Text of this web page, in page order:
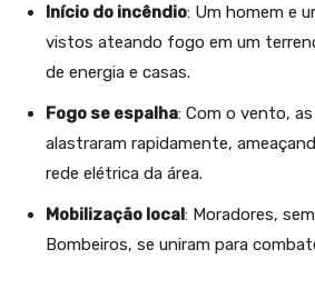
Início do incêndio: Um homem e
vistos ateando fogo em um
de energia e casas.
Fogo se espalha: Com o vento,
alastraram rapidamente,
rede elétrica da área.
Mobilização local: Moradores,
Bombeiros, se uniram para